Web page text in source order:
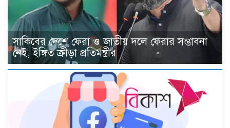
সাকিবের দেশে ফেরা ও জাতীয় দলে ফেরার সম্ভাবনা
নেই, ইঙ্গিত ক্রীড়া প্রতিমন্ত্রীর